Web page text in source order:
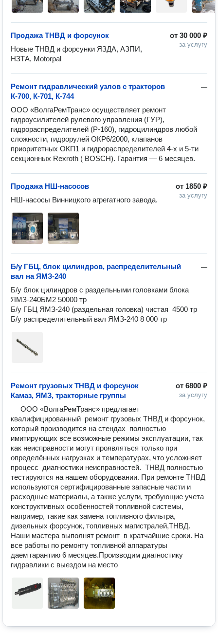
от 30 000 ₽
за услугу
Продажа ТНВД и форсунок
Новые ТНВД и форсунки ЯЗДА, АЗПИ,
НЗТА, Motorpal
—
Ремонт гидравлический узлов с тракторов
К-700, К-701, К-744
ООО «ВолгаРемТранс» осуществляет ремонт
гидроусилителей рулевого управления (ГУР),
гидрораспределителей (Р-160), гидроцилиндров любой
сложности, гидрорулей ОКР6/2000, клапанов
приоритетных ОКП1 и гидрораспределителей 4-х и 5-ти
секционных Rexroth ( BOSCH). Гарантия — 6 месяцев.
от 1850 ₽
за услугу
Продажа НШ-насосов
НШ-насосы Винницкого агрегатного завода.
—
Б/у ГБЦ, блок цилиндров, распределительный
вал на ЯМЗ-240
Б/у блок цилиндров с раздельными головками блока
ЯМЗ-240БМ2 50000 тр
Б/у ГБЦ ЯМЗ-240 (раздельная головка) чистая  4500 тр
Б/у распределительный вал ЯМЗ-240 8 000 тр
от 6800 ₽
за услугу
Ремонт грузовых ТНВД и форсунок
Камаз, ЯМЗ, тракторные группы
квалифицированный  ремонт грузовых ТНВД и форсунок,
который производится на стендах  полностью
имитирующих все возможные режимы эксплуатации, так
как неисправности могут проявляться только при
определённых нагрузках и температурах, что усложняет
процесс  диагностики неисправностей.  ТНВД полностью
тестируются на нашем оборудовании. При ремонте ТНВД
используются сертифицированные запасные части и
расходные материалы, а также услуги, требующие учета
конструктивных особенностей топливной системы,
например, такие как замена топливного фильтра,
дизельных форсунок, топливных магистралей,ТНВД.
Наши мастера выполнят ремонт  в кратчайшие сроки. На
все работы по ремонту топливной аппаратуры
даем гарантию 6 месяцев.Производим диагностику
гидравлики с выездом на место